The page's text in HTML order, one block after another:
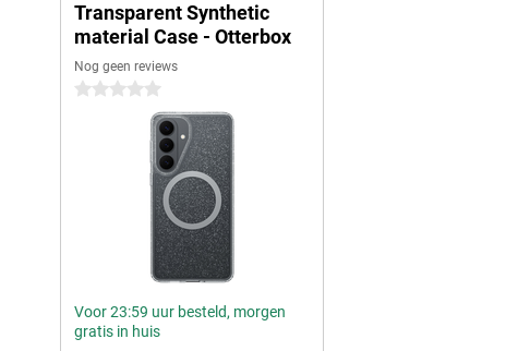
Transparent Synthetic
material Case - Otterbox
Nog geen reviews
0 sterren
Voor 23:59 uur besteld, morgen
gratis in huis